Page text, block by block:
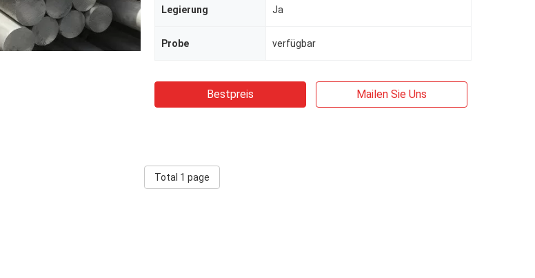
Legierung Ja
Probe verfügbar
Bestpreis Mailen Sie Uns
Total 1 page